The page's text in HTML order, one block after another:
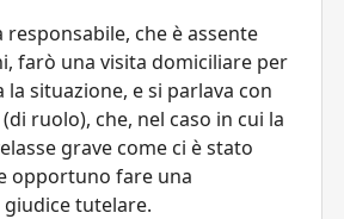
responsabile, che è assente
farò una visita domiciliare per
la situazione, e si parlava con
ruolo), che, nel caso in cui la
grave come ci è stato
opportuno fare una
tutelare.